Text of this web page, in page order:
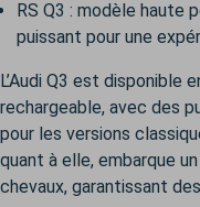
RS Q3 : modèle haute
puissant pour une
L’Audi Q3 est disponible
rechargeable, avec des
pour les versions
quant à elle, embarque
chevaux, garantissant